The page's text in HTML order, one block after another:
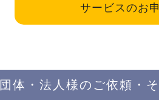
サービスのお
団体・法人様のご依頼・